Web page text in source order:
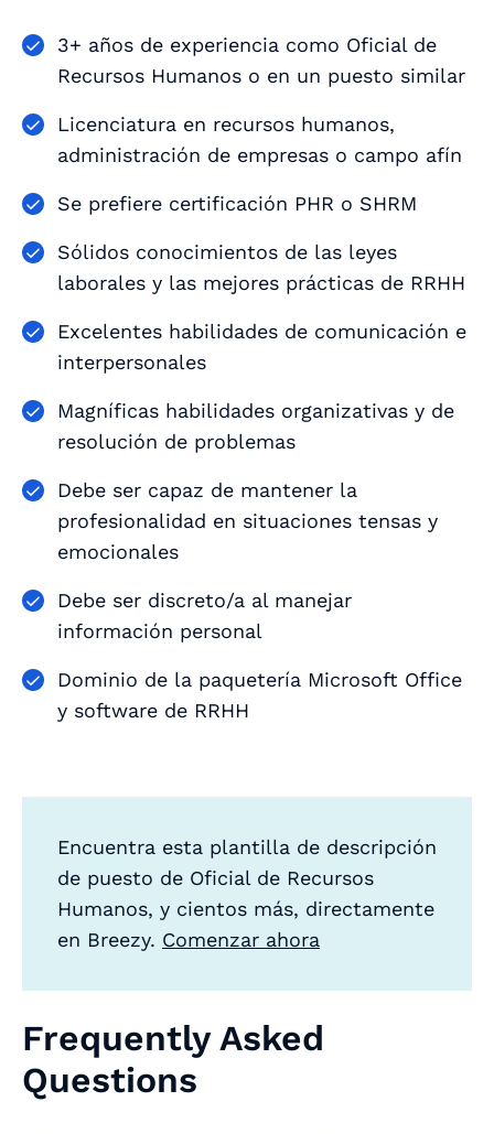
3+ años de experiencia como Oficial de
Recursos Humanos o en un puesto similar
Licenciatura en recursos humanos,
administración de empresas o campo afín
Se prefiere certificación PHR o SHRM
Sólidos conocimientos de las leyes
laborales y las mejores prácticas de RRHH
Excelentes habilidades de comunicación e
interpersonales
Magníficas habilidades organizativas y de
resolución de problemas
Debe ser capaz de mantener la
profesionalidad en situaciones tensas y
emocionales
Debe ser discreto/a al manejar
información personal
Dominio de la paquetería Microsoft Office
y software de RRHH
Encuentra esta plantilla de descripción
de puesto de Oficial de Recursos
Humanos, y cientos más, directamente
en Breezy. Comenzar ahora
Frequently Asked
Questions